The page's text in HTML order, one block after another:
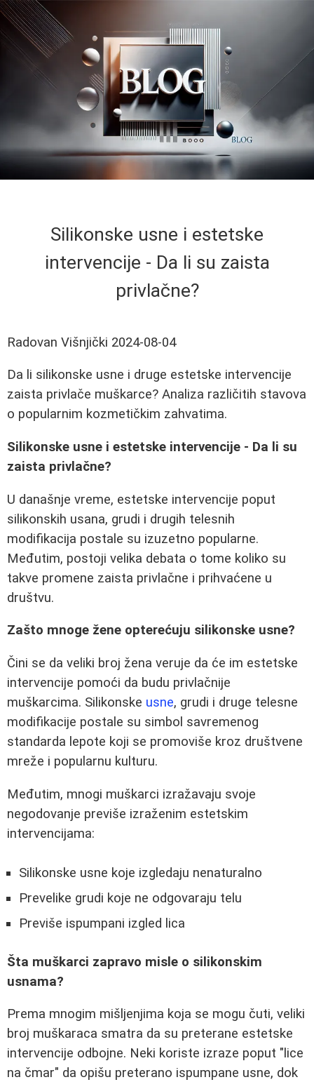
Silikonske usne i estetske
intervencije - Da li su zaista
privlačne?
Radovan Višnjički 2024-08-04
Da li silikonske usne i druge estetske intervencije
zaista privlače muškarce? Analiza različitih stavova
o popularnim kozmetičkim zahvatima.
Silikonske usne i estetske intervencije - Da li su
zaista privlačne?
U današnje vreme, estetske intervencije poput
silikonskih usana, grudi i drugih telesnih
modifikacija postale su izuzetno popularne.
Međutim, postoji velika debata o tome koliko su
takve promene zaista privlačne i prihvaćene u
društvu.
Zašto mnoge žene opterećuju silikonske usne?
Čini se da veliki broj žena veruje da će im estetske
intervencije pomoći da budu privlačnije
muškarcima. Silikonske usne, grudi i druge telesne
modifikacije postale su simbol savremenog
standarda lepote koji se promoviše kroz društvene
mreže i popularnu kulturu.
Međutim, mnogi muškarci izražavaju svoje
negodovanje previše izraženim estetskim
intervencijama:
Silikonske usne koje izgledaju nenaturalno
Prevelike grudi koje ne odgovaraju telu
Previše ispumpani izgled lica
Šta muškarci zapravo misle o silikonskim
usnama?
Prema mnogim mišljenjima koja se mogu čuti, veliki
broj muškaraca smatra da su preterane estetske
intervencije odbojne. Neki koriste izraze poput "lice
na čmar" da opišu preterano ispumpane usne, dok